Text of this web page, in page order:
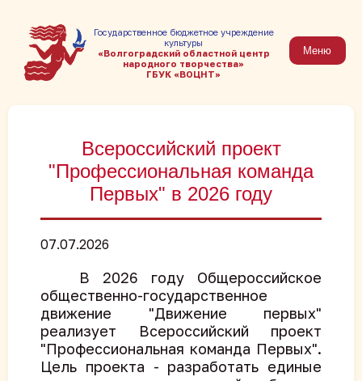
Государственное бюджетное учреждение
культуры
«Волгоградский областной центр
народного творчества»
ГБУК «ВОЦНТ»
Меню
Всероссийский проект
"Профессиональная команда
Первых" в 2026 году
07.07.2026
В 2026 году Общероссийское
общественно-государственное
движение "Движение первых"
реализует Всероссийский проект
"Профессиональная команда Первых".
Цель проекта - разработать единые